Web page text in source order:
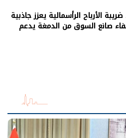
ضريبة الأرباح الرأسمالية يعزز جاذبية
صانع السوق من الدمغة يدعم